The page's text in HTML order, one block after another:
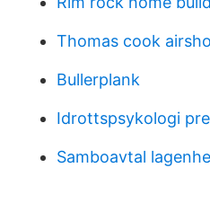
Thomas cook
Bullerplank
Idrottspsykologi
Samboavtal